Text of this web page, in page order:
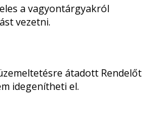
a vagyontárgyakról
vezetni.
átadott Rendelőt
idegenítheti el.